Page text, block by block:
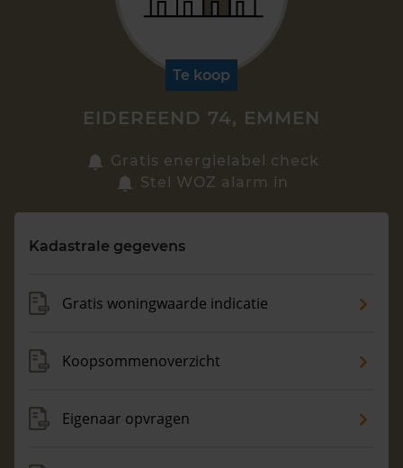
Zoek een woning
Maandag t/m vrijdag - 08:00 -18:00
Te koop
EIDEREEND 74, EMMEN
Gratis energielabel check
Stel WOZ alarm in
Kadastrale gegevens
Gratis woningwaarde indicatie
Koopsommenoverzicht
Eigenaar opvragen